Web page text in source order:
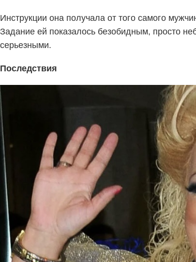
Инструкции она получала от того самого
Задание ей показалось безобидным, просто
серьезными.
Последствия